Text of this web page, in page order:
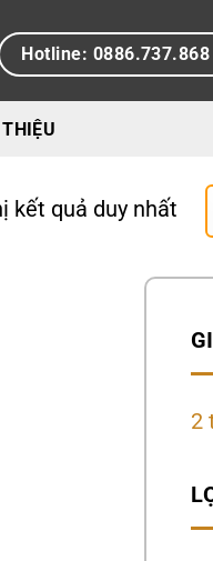
Hotline: 0886.737.868
kết quả duy nhất
2